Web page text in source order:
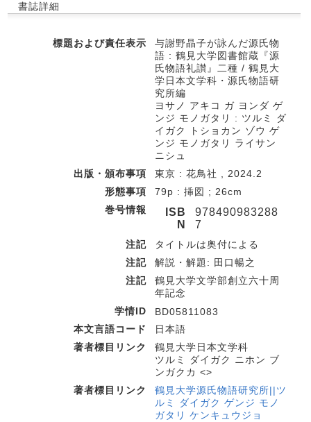
書誌詳細
標題および責任表示
与謝野晶子が詠んだ源氏物
語 : 鶴見大学図書館蔵『源
氏物語礼讃』二種 / 鶴見大
学日本文学科・源氏物語研
究所編
ヨサノ アキコ ガ ヨンダ ゲ
ンジ モノガタリ : ツルミ ダ
イガク トショカン ゾウ ゲ
ンジ モノガタリ ライサン
ニシュ
出版・頒布事項
東京 : 花鳥社 , 2024.2
形態事項
79p : 挿図 ; 26cm
巻号情報
ISB
N
978490983288
7
注記
タイトルは奥付による
注記
解説・解題: 田口暢之
注記
鶴見大学文学部創立六十周
年記念
学情ID
BD05811083
本文言語コード
日本語
著者標目リンク
鶴見大学日本文学科
ツルミ ダイガク ニホン ブ
ンガクカ <>
著者標目リンク
鶴見大学源氏物語研究所||ツ
ルミ ダイガク ゲンジ モノ
ガタリ ケンキュウジョ